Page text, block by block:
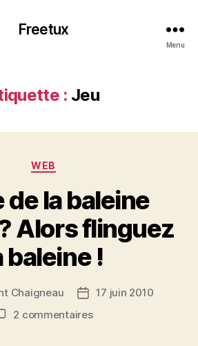
Freetux
Menu
: Jeu
Catégories
WEB
de la baleine
Alors flinguez
baleine !
Chaigneau
Date17 juin 2010
2 commentairessur